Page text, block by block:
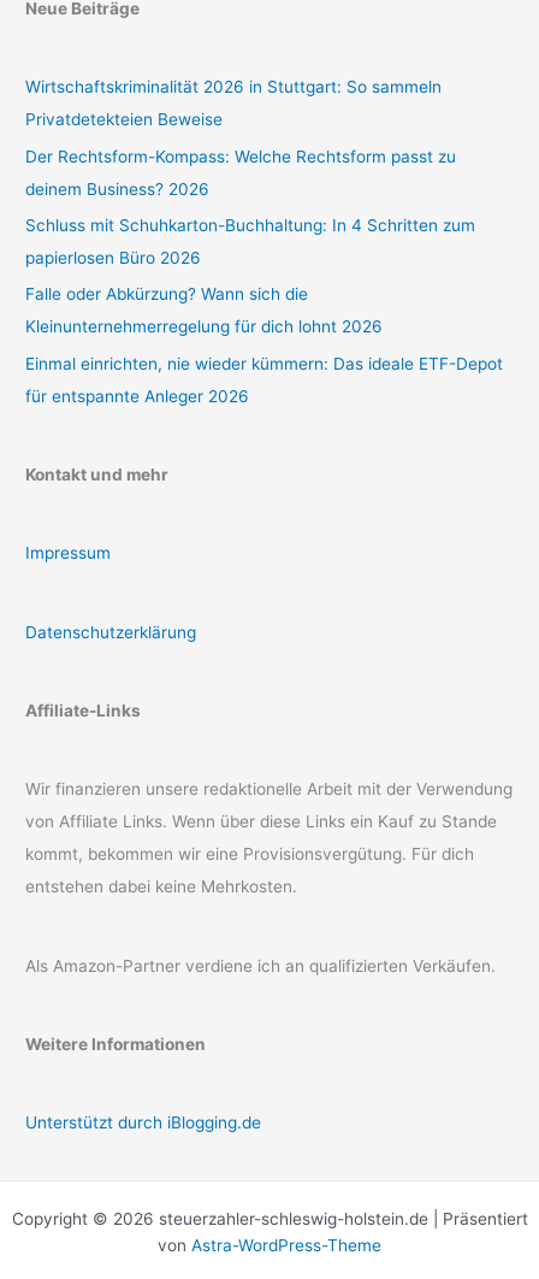
Neue Beiträge
Wirtschaftskriminalität 2026 in Stuttgart: So sammeln
Privatdetekteien Beweise
Der Rechtsform-Kompass: Welche Rechtsform passt zu
deinem Business? 2026
Schluss mit Schuhkarton-Buchhaltung: In 4 Schritten zum
papierlosen Büro 2026
Falle oder Abkürzung? Wann sich die
Kleinunternehmerregelung für dich lohnt 2026
Einmal einrichten, nie wieder kümmern: Das ideale ETF-Depot
für entspannte Anleger 2026
Kontakt und mehr
Impressum
Datenschutzerklärung
Affiliate-Links
Wir finanzieren unsere redaktionelle Arbeit mit der Verwendung
von Affiliate Links. Wenn über diese Links ein Kauf zu Stande
kommt, bekommen wir eine Provisionsvergütung. Für dich
entstehen dabei keine Mehrkosten.
Als Amazon-Partner verdiene ich an qualifizierten Verkäufen.
Weitere Informationen
Unterstützt durch iBlogging.de
Copyright © 2026 steuerzahler-schleswig-holstein.de | Präsentiert
von Astra-WordPress-Theme